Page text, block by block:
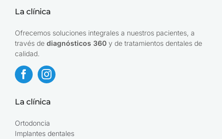
La clínica
Ofrecemos soluciones integrales a nuestros pacientes, a
través de diagnósticos 360y de tratamientos dentales de
calidad.
La clínica
Ortodoncia
Implantes dentales